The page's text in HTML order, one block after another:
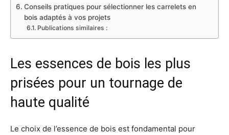
Conseils pratiques pour sélectionner les carrelets en
bois adaptés à vos projets
Publications similaires :
Les essences de bois les plus
prisées pour un tournage de
haute qualité
Le choix de l’essence de bois est fondamental pour